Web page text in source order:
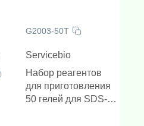
G2003-50T
Servicebio
Набор реагентов
для приготовления
50 гелей для SDS-